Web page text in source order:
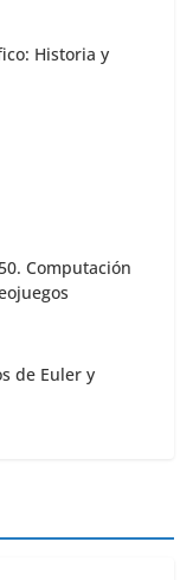
Historia y
Computación
de Euler y